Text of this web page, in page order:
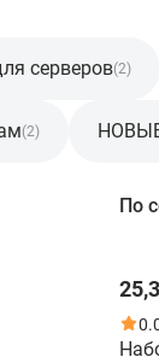
серверов(2)
(2)
По